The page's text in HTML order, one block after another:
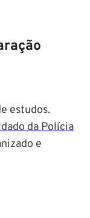
estudos.
da Polícia
e